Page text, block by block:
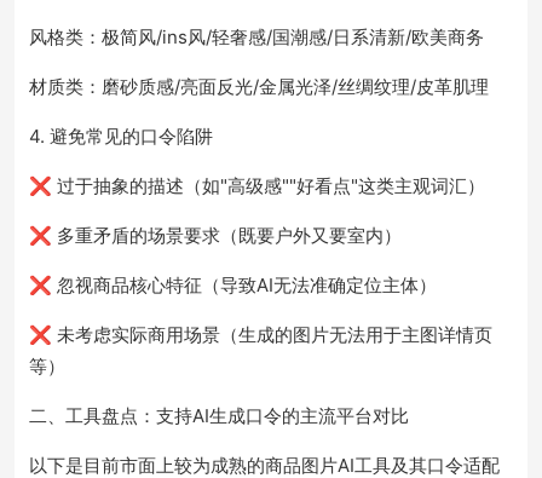
风格类：极简风/ins风/轻奢感/国潮感/日系清新/欧美商务
材质类：磨砂质感/亮面反光/金属光泽/丝绸纹理/皮革肌理
4. 避免常见的口令陷阱
❌ 过于抽象的描述（如"高级感""好看点"这类主观词汇）
❌ 多重矛盾的场景要求（既要户外又要室内）
❌ 忽视商品核心特征（导致AI无法准确定位主体）
❌ 未考虑实际商用场景（生成的图片无法用于主图详情页
等）
二、工具盘点：支持AI生成口令的主流平台对比
以下是目前市面上较为成熟的商品图片AI工具及其口令适配